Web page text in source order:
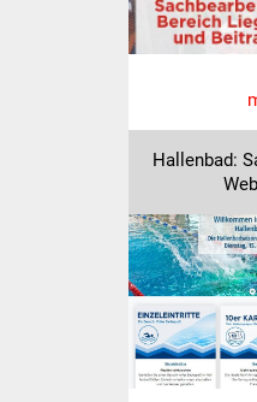
Hallenbad: